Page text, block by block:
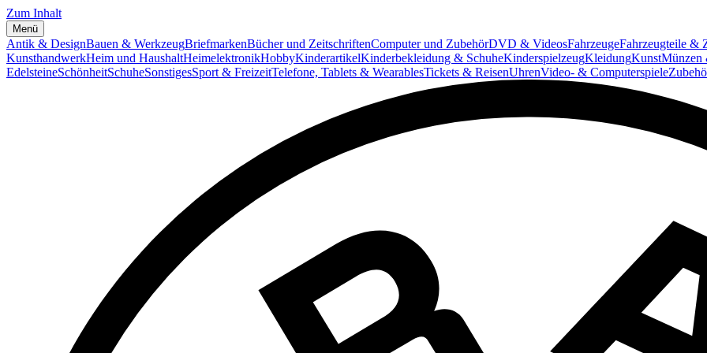
Zum Inhalt
Menü
Antik & DesignBauen & WerkzeugBriefmarkenBücher und ZeitschriftenComputer und ZubehörDVD & VideosFahrzeugeFahrzeugteile &
KunsthandwerkHeim und HaushaltHeimelektronikHobbyKinderartikelKinderbekleidung & SchuheKinderspielzeugKleidungKunstMünzen
EdelsteineSchönheitSchuheSonstigesSport & FreizeitTelefone, Tablets & WearablesTickets & ReisenUhrenVideo- & Computerspiele